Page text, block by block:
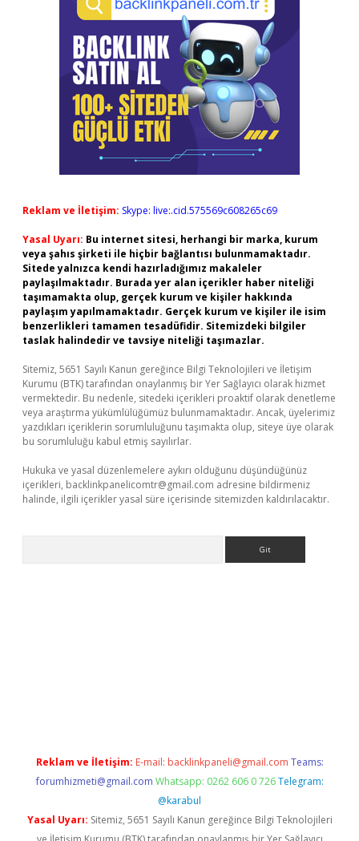
Reklam ve İletişim: Skype: live:.cid.575569c608265c69
Yasal Uyarı: Bu internet sitesi, herhangi bir marka, kurum
veya şahıs şirketi ile hiçbir bağlantısı bulunmamaktadır.
Sitede yalnızca kendi hazırladığımız makaleler
paylaşılmaktadır. Burada yer alan içerikler haber niteliği
taşımamakta olup, gerçek kurum ve kişiler hakkında
paylaşım yapılmamaktadır. Gerçek kurum ve kişiler ile isim
benzerlikleri tamamen tesadüfidir. Sitemizdeki bilgiler
taslak halindedir ve tavsiye niteliği taşımazlar.
Sitemiz, 5651 Sayılı Kanun gereğince Bilgi Teknolojileri ve İletişim
Kurumu (BTK) tarafından onaylanmış bir Yer Sağlayıcı olarak hizmet
vermektedir. Bu nedenle, sitedeki içerikleri proaktif olarak denetleme
veya araştırma yükümlülüğümüz bulunmamaktadır. Ancak, üyelerimiz
yazdıkları içeriklerin sorumluluğunu taşımakta olup, siteye üye olarak
bu sorumluluğu kabul etmiş sayılırlar.
Hukuka ve yasal düzenlemelere aykırı olduğunu düşündüğünüz
içerikleri, backlinkpanelicomtr@gmail.com adresine bildirmeniz
halinde, ilgili içerikler yasal süre içerisinde sitemizden kaldırılacaktır.
Reklam ve İletişim: E-mail: backlinkpaneli@gmail.com Teams:
forumhizmeti@gmail.com Whatsapp: 0262 606 0 726 Telegram:
@karabul
Yasal Uyarı: Sitemiz, 5651 Sayılı Kanun gereğince Bilgi Teknolojileri